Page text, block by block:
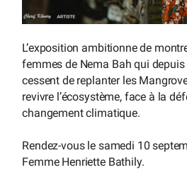
L’exposition ambitionne de
femmes de Nema Bah qui depuis
cessent de replanter les
revivre l’écosystème, face à la
changement climatique.
Rendez-vous le samedi 10
Femme Henriette Bathily.